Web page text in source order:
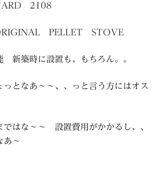
2108
PELLET STOVE
新築時に設置も、もちろん。。
となあ～～、、っと言う方にはオス
ではな～～ 設置費用がかかるし、、
あ～